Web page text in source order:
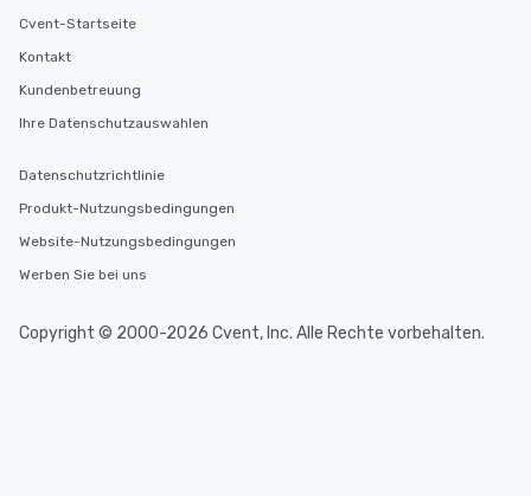
Cvent-Startseite
Kontakt
Kundenbetreuung
Ihre Datenschutzauswahlen
Datenschutzrichtlinie
Produkt-Nutzungsbedingungen
Website-Nutzungsbedingungen
Werben Sie bei uns
Copyright © 2000-2026 Cvent, Inc. Alle Rechte vorbehalten.